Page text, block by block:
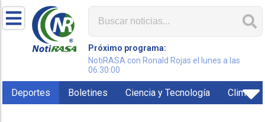
Próximo programa:
NotiRASA con Ronald Rojas el lunes a las
06:30:00
Deportes Boletines Ciencia y Tecnología Clima